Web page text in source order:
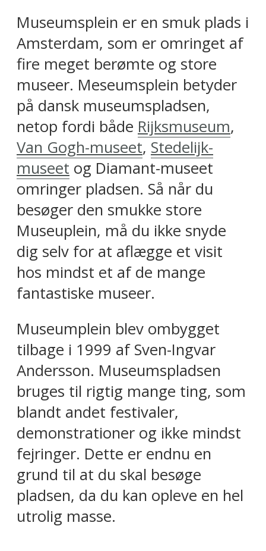
Museumsplein er en smuk plads i
Amsterdam, som er omringet af
fire meget berømte og store
museer. Meseumsplein betyder
på dansk museumspladsen,
netop fordi både Rijksmuseum,
Van Gogh-museet, Stedelijk-
museet og Diamant-museet
omringer pladsen. Så når du
besøger den smukke store
Museuplein, må du ikke snyde
dig selv for at aflægge et visit
hos mindst et af de mange
fantastiske museer.
Museumplein blev ombygget
tilbage i 1999 af Sven-Ingvar
Andersson. Museumspladsen
bruges til rigtig mange ting, som
blandt andet festivaler,
demonstrationer og ikke mindst
fejringer. Dette er endnu en
grund til at du skal besøge
pladsen, da du kan opleve en hel
utrolig masse.